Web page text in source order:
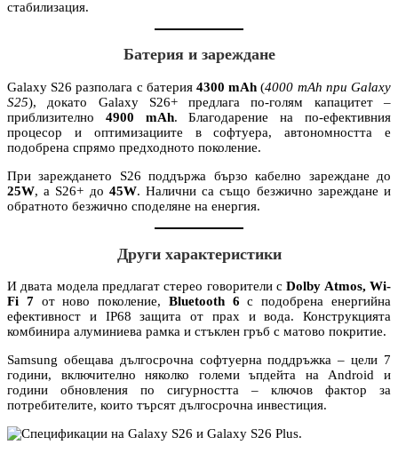
стабилизация.
Батерия и зареждане
Galaxy S26 разполага с батерия 4300 mAh (4000 mAh при Galaxy
S25), докато Galaxy S26+ предлага по-голям капацитет –
приблизително 4900 mAh. Благодарение на по-ефективния
процесор и оптимизациите в софтуера, автономността е
подобрена спрямо предходното поколение.
При зареждането S26 поддържа бързо кабелно зареждане до
25W, а S26+ до 45W. Налични са също безжично зареждане и
обратното безжично споделяне на енергия.
Други характеристики
И двата модела предлагат стерео говорители с Dolby Atmos, Wi-
Fi 7от ново поколение, Bluetooth 6 с подобрена енергийна
ефективност и IP68 защита от прах и вода. Конструкцията
комбинира алуминиева рамка и стъклен гръб с матово покритие.
Samsung обещава дългосрочна софтуерна поддръжка – цели 7
години, включително няколко големи ъпдейта на Android и
години обновления по сигурността – ключов фактор за
потребителите, които търсят дългосрочна инвестиция.